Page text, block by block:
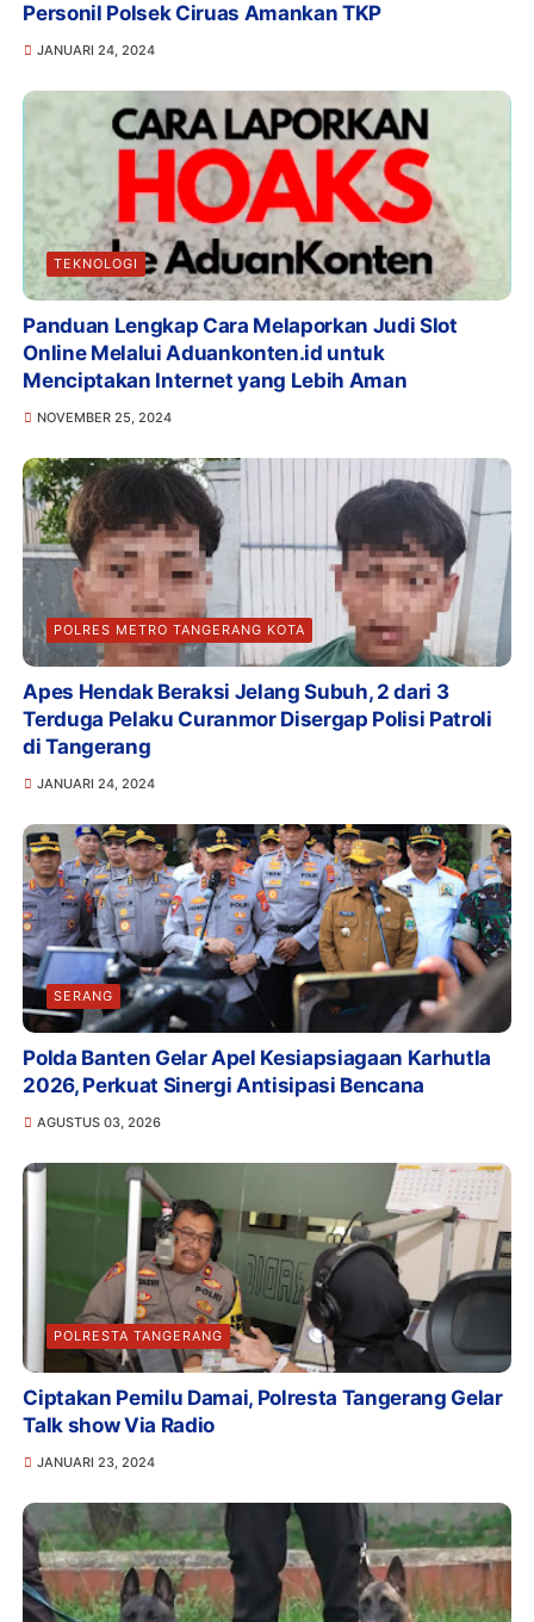
Personil Polsek Ciruas Amankan TKP
JANUARI 24, 2024
TEKNOLOGI
Panduan Lengkap Cara Melaporkan Judi Slot
Online Melalui Aduankonten.id untuk
Menciptakan Internet yang Lebih Aman
NOVEMBER 25, 2024
POLRES METRO TANGERANG KOTA
Apes Hendak Beraksi Jelang Subuh, 2 dari 3
Terduga Pelaku Curanmor Disergap Polisi Patroli
di Tangerang
JANUARI 24, 2024
SERANG
Polda Banten Gelar Apel Kesiapsiagaan Karhutla
2026, Perkuat Sinergi Antisipasi Bencana
AGUSTUS 03, 2026
POLRESTA TANGERANG
Ciptakan Pemilu Damai, Polresta Tangerang Gelar
Talk show Via Radio
JANUARI 23, 2024